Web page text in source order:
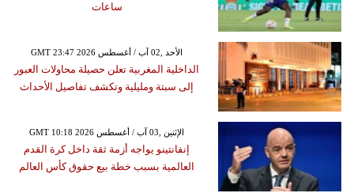
ساعات
GMT 23:47 2026 الأحد ,02 آب / أغسطس
الداخلية المغربية تعلن حصيلة محاولات العبور
إلى سبتة ومليلية وتكشف تفاصيل الأحداث
GMT 10:18 2026 الإثنين ,03 آب / أغسطس
إنفانتينو يواجه أزمة ثقة داخل كرة القدم
العالمية بسبب خطة بيع حقوق كأس العالم